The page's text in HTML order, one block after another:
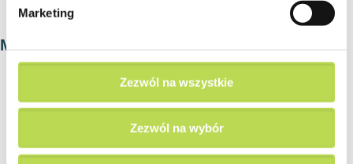
Marketing
Zezwól na wszystkie
Zezwól na wybór
Może spodoba się również…